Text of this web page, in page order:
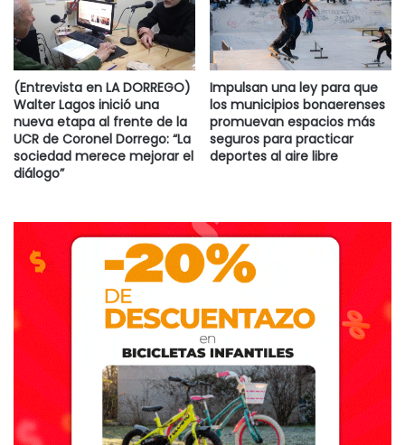
(Entrevista en LA DORREGO)
Walter Lagos inició una
nueva etapa al frente de la
UCR de Coronel Dorrego: “La
sociedad merece mejorar el
diálogo”
Impulsan una ley para que
los municipios bonaerenses
promuevan espacios más
seguros para practicar
deportes al aire libre